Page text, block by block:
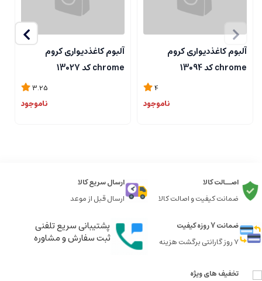
آلبوم کاغذدیواری کروم
chrome کد 13094
4
ناموجود
آلبوم کاغذدیواری کروم
chrome کد 13027
3.25
ناموجود
اصــالت کالا
ضمانت کیفیت و اصالت کالا
ارسال سریع کالا
ارسال قبل از موعد
ضمانت 7 روزه کیفیت
7 روز گارانتی برگشت هزینه
پشتیبانی سریع تلفنی
ثبت سفارش و مشاوره
تخفیف های ویژه